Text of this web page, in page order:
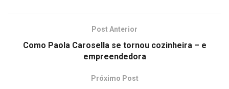
Post Anterior
Como Paola Carosella se tornou cozinheira – e
empreendedora
Próximo Post